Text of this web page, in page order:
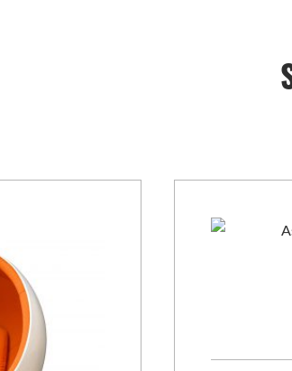
aktuelle Auswahl an exklusiven Mid-Century